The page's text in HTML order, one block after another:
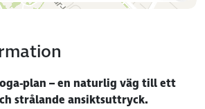
plan – en naturlig väg till ett
strålande ansiktsuttryck.